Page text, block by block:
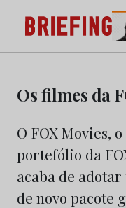
content
Briefing: Todas as
Marketing e da
Os filmes da
O FOX Movies,
portefólio da
acaba de
de novo pacote